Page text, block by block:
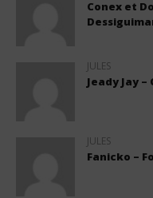
Conex et
JULES
Jeady Jay
JULES
Fanicko –